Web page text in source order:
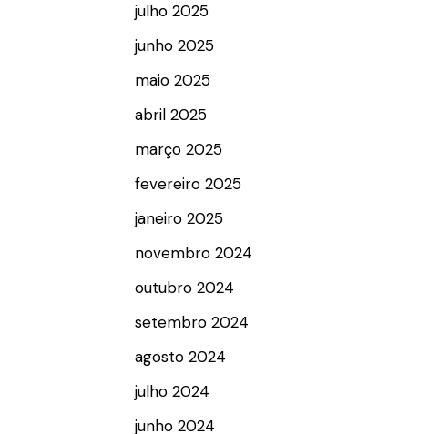
julho 2025
junho 2025
maio 2025
abril 2025
março 2025
fevereiro 2025
janeiro 2025
novembro 2024
outubro 2024
setembro 2024
agosto 2024
julho 2024
junho 2024